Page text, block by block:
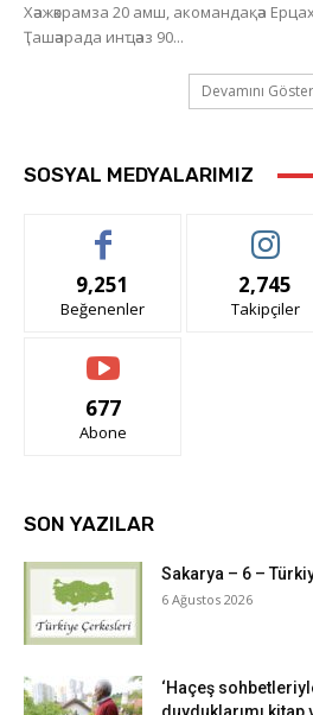
Хәажәкрамза 20 амш, акомандақәа
Ҭашәарада инҵәаз 90...
Devamını Göster
SOSYAL MEDYALARIMIZ
9,251
Beğenenler
2,745
Takipçiler
677
Abone
SON YAZILAR
Sakarya – 6 –
6 Ağustos 2026
‘Haçeş